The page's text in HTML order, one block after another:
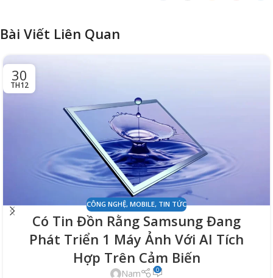
Bài Viết Liên Quan
30
TH12
CÔNG NGHỆ, MOBILE, TIN TỨC
Có Tin Đồn Rằng Samsung Đang
Phát Triển 1 Máy Ảnh Với AI Tích
Hợp Trên Cảm Biến
Nam 0